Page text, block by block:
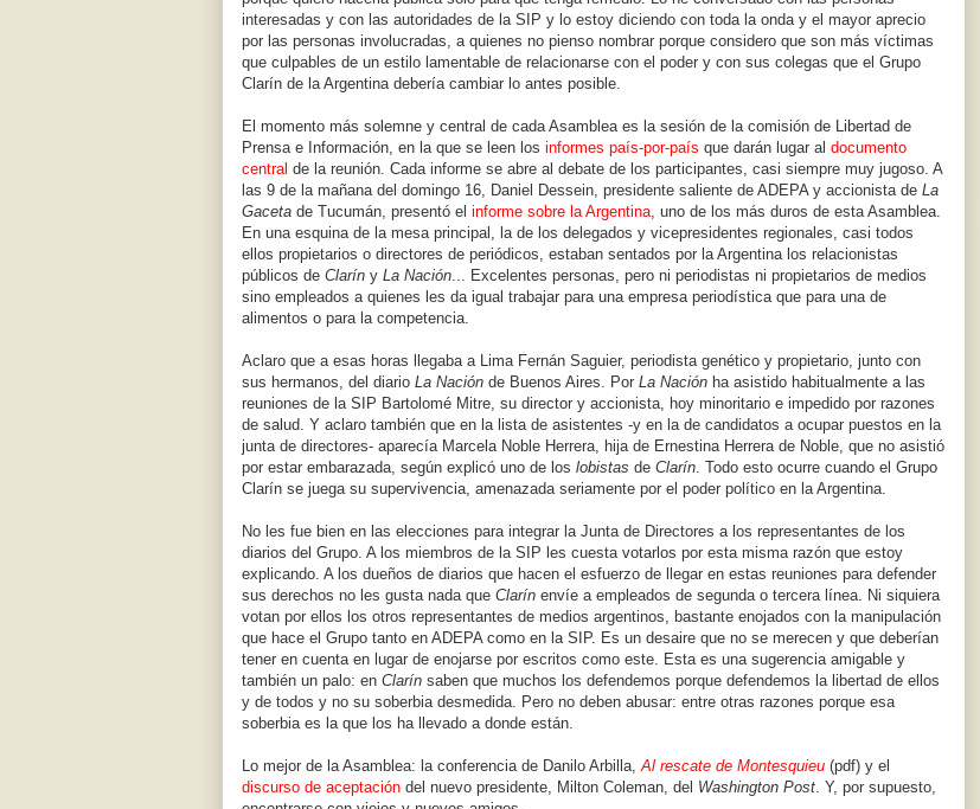
interesadas y con las autoridades de la SIP y lo estoy diciendo con toda la onda y el mayor aprecio
por las personas involucradas, a quienes no pienso nombrar porque considero que son más víctimas
que culpables de un estilo lamentable de relacionarse con el poder y con sus colegas que el Grupo
Clarín de la Argentina debería cambiar lo antes posible.
El momento más solemne y central de cada Asamblea es la sesión de la comisión de Libertad de
Prensa e Información, en la que se leen los informes país-por-país que darán lugar al documento
central de la reunión. Cada informe se abre al debate de los participantes, casi siempre muy jugoso. A
las 9 de la mañana del domingo 16, Daniel Dessein, presidente saliente de ADEPA y accionista de La
Gaceta de Tucumán, presentó el informe sobre la Argentina, uno de los más duros de esta Asamblea.
En una esquina de la mesa principal, la de los delegados y vicepresidentes regionales, casi todos
ellos propietarios o directores de periódicos, estaban sentados por la Argentina los relacionistas
públicos de Clarín y La Nación... Excelentes personas, pero ni periodistas ni propietarios de medios
sino empleados a quienes les da igual trabajar para una empresa periodística que para una de
alimentos o para la competencia.
Aclaro que a esas horas llegaba a Lima Fernán Saguier, periodista genético y propietario, junto con
sus hermanos, del diario La Nación de Buenos Aires. Por La Nación ha asistido habitualmente a las
reuniones de la SIP Bartolomé Mitre, su director y accionista, hoy minoritario e impedido por razones
de salud. Y aclaro también que en la lista de asistentes -y en la de candidatos a ocupar puestos en la
junta de directores- aparecía Marcela Noble Herrera, hija de Ernestina Herrera de Noble, que no asistió
por estar embarazada, según explicó uno de los lobistas de Clarín. Todo esto ocurre cuando el Grupo
Clarín se juega su supervivencia, amenazada seriamente por el poder político en la Argentina.
No les fue bien en las elecciones para integrar la Junta de Directores a los representantes de los
diarios del Grupo. A los miembros de la SIP les cuesta votarlos por esta misma razón que estoy
explicando. A los dueños de diarios que hacen el esfuerzo de llegar en estas reuniones para defender
sus derechos no les gusta nada que Clarín envíe a empleados de segunda o tercera línea. Ni siquiera
votan por ellos los otros representantes de medios argentinos, bastante enojados con la manipulación
que hace el Grupo tanto en ADEPA como en la SIP. Es un desaire que no se merecen y que deberían
tener en cuenta en lugar de enojarse por escritos como este. Esta es una sugerencia amigable y
también un palo: en Clarín saben que muchos los defendemos porque defendemos la libertad de ellos
y de todos y no su soberbia desmedida. Pero no deben abusar: entre otras razones porque esa
soberbia es la que los ha llevado a donde están.
Lo mejor de la Asamblea: la conferencia de Danilo Arbilla,Al rescate de Montesquieu (pdf) y el
discurso de aceptación del nuevo presidente, Milton Coleman, del Washington Post. Y, por supuesto,